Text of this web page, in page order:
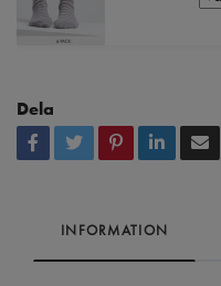
Dela
INFORMATION